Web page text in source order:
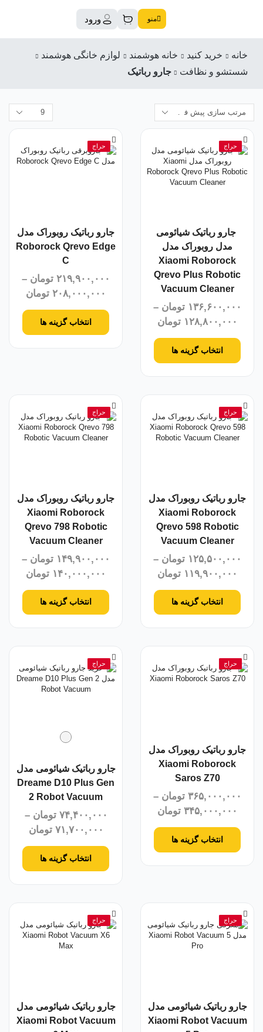
منو ورود
خانه خرید کنید خانه هوشمند
لوازم خانگی هوشمند
شستشو و نظافت
جارو رباتیک
حراج
جارو رباتیک شیائومی
مدل روبوراک مدل
Xiaomi Roborock
Qrevo Plus Robotic
Vacuum Cleaner
۱۳۶,۶۰۰,۰۰۰ تومان –
۱۲۸,۸۰۰,۰۰۰ تومان
انتخاب گزینه ها
حراج
جارو رباتیک روبوراک مدل
Roborock Qrevo Edge
C
۲۱۹,۹۰۰,۰۰۰ تومان –
۲۰۸,۰۰۰,۰۰۰ تومان
انتخاب گزینه ها
حراج
جارو رباتیک روبوراک مدل
Xiaomi Roborock
Qrevo 598 Robotic
Vacuum Cleaner
۱۲۵,۵۰۰,۰۰۰ تومان –
۱۱۹,۹۰۰,۰۰۰ تومان
انتخاب گزینه ها
حراج
جارو رباتیک روبوراک مدل
Xiaomi Roborock
Qrevo 798 Robotic
Vacuum Cleaner
۱۴۹,۹۰۰,۰۰۰ تومان –
۱۴۰,۰۰۰,۰۰۰ تومان
انتخاب گزینه ها
حراج
جارو رباتیک روبوراک مدل
Xiaomi Roborock
Saros Z70
۳۶۵,۰۰۰,۰۰۰ تومان –
۳۴۵,۰۰۰,۰۰۰ تومان
انتخاب گزینه ها
حراج
جارو رباتیک شیائومی مدل
Dreame D10 Plus Gen
2 Robot Vacuum
۷۴,۴۰۰,۰۰۰ تومان –
۷۱,۷۰۰,۰۰۰ تومان
انتخاب گزینه ها
حراج
جارو رباتیک شیائومی مدل
Xiaomi Robot Vacuum
حراج
جارو رباتیک شیائومی مدل
Xiaomi Robot Vacuum